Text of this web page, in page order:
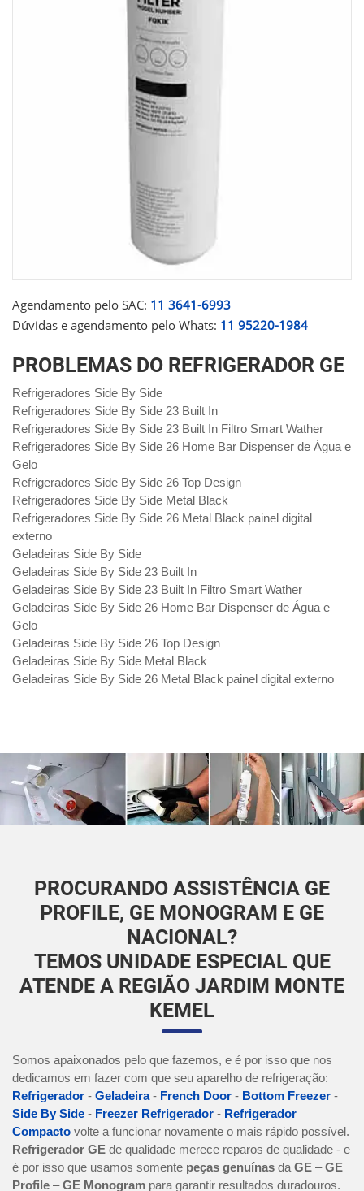
Agendamento pelo SAC: 11 3641-6993
Dúvidas e agendamento pelo Whats: 11 95220-1984
PROBLEMAS DO REFRIGERADOR GE
Refrigeradores Side By Side
Refrigeradores Side By Side 23 Built In
Refrigeradores Side By Side 23 Built In Filtro Smart Wather
Refrigeradores Side By Side 26 Home Bar Dispenser de Água e
Gelo
Refrigeradores Side By Side 26 Top Design
Refrigeradores Side By Side Metal Black
Refrigeradores Side By Side 26 Metal Black painel digital
externo
Geladeiras Side By Side
Geladeiras Side By Side 23 Built In
Geladeiras Side By Side 23 Built In Filtro Smart Wather
Geladeiras Side By Side 26 Home Bar Dispenser de Água e
Gelo
Geladeiras Side By Side 26 Top Design
Geladeiras Side By Side Metal Black
Geladeiras Side By Side 26 Metal Black painel digital externo
PROCURANDO ASSISTÊNCIA GE
PROFILE, GE MONOGRAM E GE
NACIONAL?
TEMOS UNIDADE ESPECIAL QUE
ATENDE A REGIÃO JARDIM MONTE
KEMEL
Somos apaixonados pelo que fazemos, e é por isso que nos
dedicamos em fazer com que seu aparelho de refrigeração:
Refrigerador - Geladeira- French Door - Bottom Freezer -
Side By Side - Freezer Refrigerador - Refrigerador
Compacto volte a funcionar novamente o mais rápido possível.
Refrigerador GE de qualidade merece reparos de qualidade - e
é por isso que usamos somente peças genuínas da GE –GE
Profile –GE Monogram para garantir resultados duradouros.